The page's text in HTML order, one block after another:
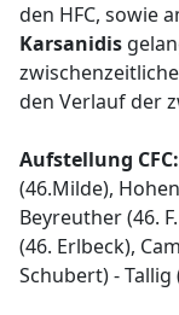
den HFC, sowie
Karsanidis
den Verlauf der
Aufstellung CFC:
(46.Milde),
Beyreuther (46.
(46. Erlbeck),
Schubert) - Tallig